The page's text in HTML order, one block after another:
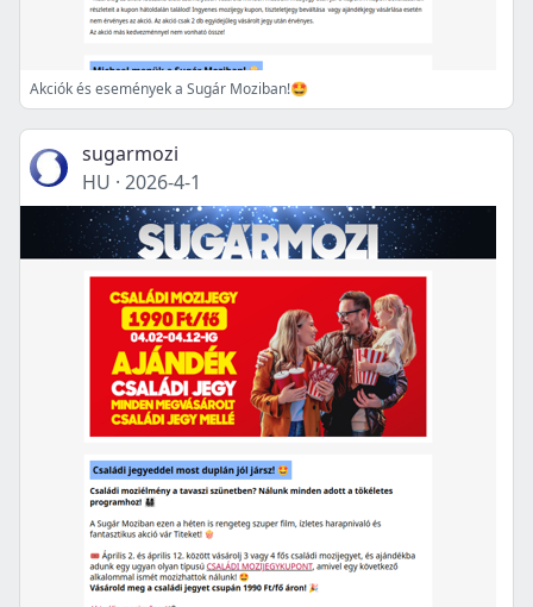
Akciók és események a Sugár Moziban!🤩
sugarmozi
HU · 2026-4-1